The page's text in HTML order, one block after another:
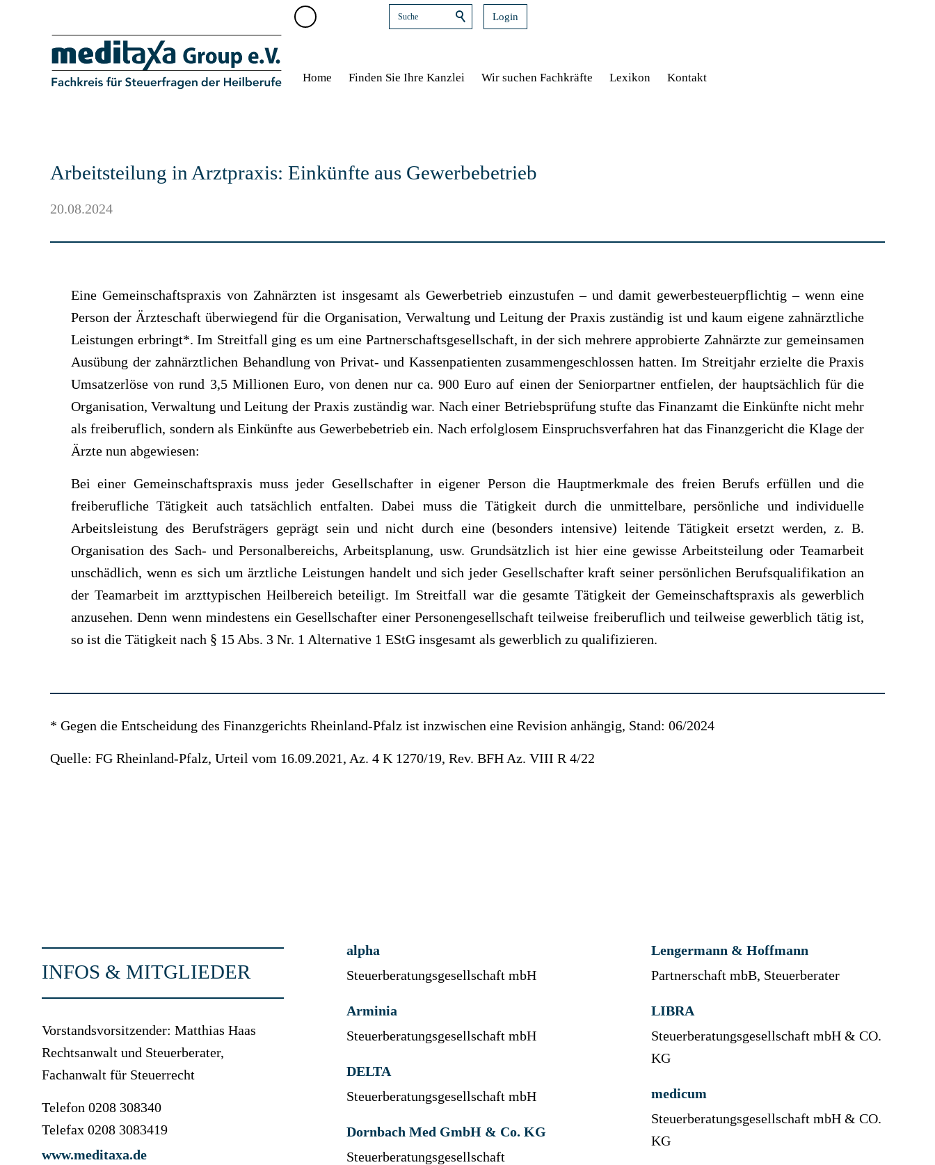
Home Finden Sie Ihre Kanzlei Wir suchen Fachkräfte Lexikon Kontakt
Login
Arbeitsteilung in Arztpraxis: Einkünfte aus Gewerbebetrieb
20.08.2024
Eine Gemeinschaftspraxis von Zahnärzten ist insgesamt als Gewerbetrieb einzustufen – und damit gewerbesteuerpflichtig – wenn eine
Person der Ärzteschaft überwiegend für die Organisation, Verwaltung und Leitung der Praxis zuständig ist und kaum eigene zahnärztliche
Leistungen erbringt*. Im Streitfall ging es um eine Partnerschaftsgesellschaft, in der sich mehrere approbierte Zahnärzte zur gemeinsamen
Ausübung der zahnärztlichen Behandlung von Privat- und Kassenpatienten zusammengeschlossen hatten. Im Streitjahr erzielte die Praxis
Umsatzerlöse von rund 3,5 Millionen Euro, von denen nur ca. 900 Euro auf einen der Seniorpartner entfielen, der hauptsächlich für die
Organisation, Verwaltung und Leitung der Praxis zuständig war. Nach einer Betriebsprüfung stufte das Finanzamt die Einkünfte nicht mehr
als freiberuflich, sondern als Einkünfte aus Gewerbebetrieb ein. Nach erfolglosem Einspruchsverfahren hat das Finanzgericht die Klage der
Ärzte nun abgewiesen:
Bei einer Gemeinschaftspraxis muss jeder Gesellschafter in eigener Person die Hauptmerkmale des freien Berufs erfüllen und die
freiberufliche Tätigkeit auch tatsächlich entfalten. Dabei muss die Tätigkeit durch die unmittelbare, persönliche und individuelle
Arbeitsleistung des Berufsträgers geprägt sein und nicht durch eine (besonders intensive) leitende Tätigkeit ersetzt werden, z. B.
Organisation des Sach- und Personalbereichs, Arbeitsplanung, usw. Grundsätzlich ist hier eine gewisse Arbeitsteilung oder Teamarbeit
unschädlich, wenn es sich um ärztliche Leistungen handelt und sich jeder Gesellschafter kraft seiner persönlichen Berufsqualifikation an
der Teamarbeit im arzttypischen Heilbereich beteiligt. Im Streitfall war die gesamte Tätigkeit der Gemeinschaftspraxis als gewerblich
anzusehen. Denn wenn mindestens ein Gesellschafter einer Personengesellschaft teilweise freiberuflich und teilweise gewerblich tätig ist,
so ist die Tätigkeit nach § 15 Abs. 3 Nr. 1 Alternative 1 EStG insgesamt als gewerblich zu qualifizieren.
* Gegen die Entscheidung des Finanzgerichts Rheinland-Pfalz ist inzwischen eine Revision anhängig, Stand: 06/2024
Quelle: FG Rheinland-Pfalz, Urteil vom 16.09.2021, Az. 4 K 1270/19, Rev. BFH Az. VIII R 4/22
INFOS & MITGLIEDER
Vorstandsvorsitzender: Matthias Haas
Rechtsanwalt und Steuerberater,
Fachanwalt für Steuerrecht
Telefon 0208 308340
Telefax 0208 3083419
www.meditaxa.de
alpha
Steuerberatungsgesellschaft mbH
Arminia
Steuerberatungsgesellschaft mbH
DELTA
Steuerberatungsgesellschaft mbH
Dornbach Med GmbH & Co. KG
Steuerberatungsgesellschaft
Lengermann & Hoffmann
Partnerschaft mbB, Steuerberater
LIBRA
Steuerberatungsgesellschaft mbH & CO.
KG
medicum
Steuerberatungsgesellschaft mbH & CO.
KG